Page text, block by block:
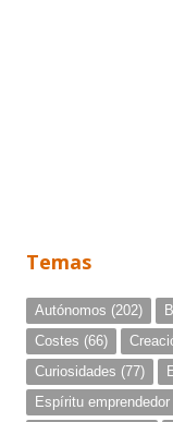
Temas
Autónomos (202)
Costes (66)
Curiosidades (77)
Espíritu emprendedor